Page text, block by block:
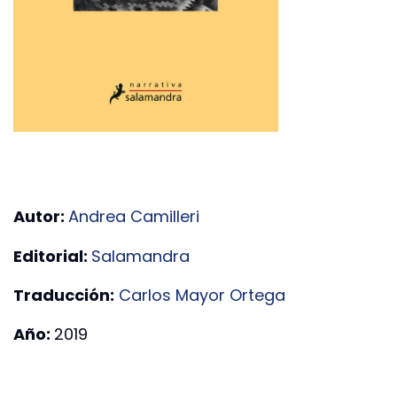
Autor: Andrea Camilleri
Editorial: Salamandra
Traducción: Carlos Mayor Ortega
Año: 2019